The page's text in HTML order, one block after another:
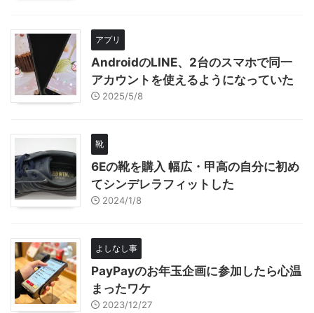
アプリ
AndroidのLINE、2台のスマホで同一
アカウントを使えるようになっていた
2025/5/8
靴
6Eの靴を購入 幅広・甲高の自分に初め
てシンデレラフィットした
2024/1/8
よしなし事
PayPayのお年玉企画に参加したら心温
まったワケ
2023/12/27